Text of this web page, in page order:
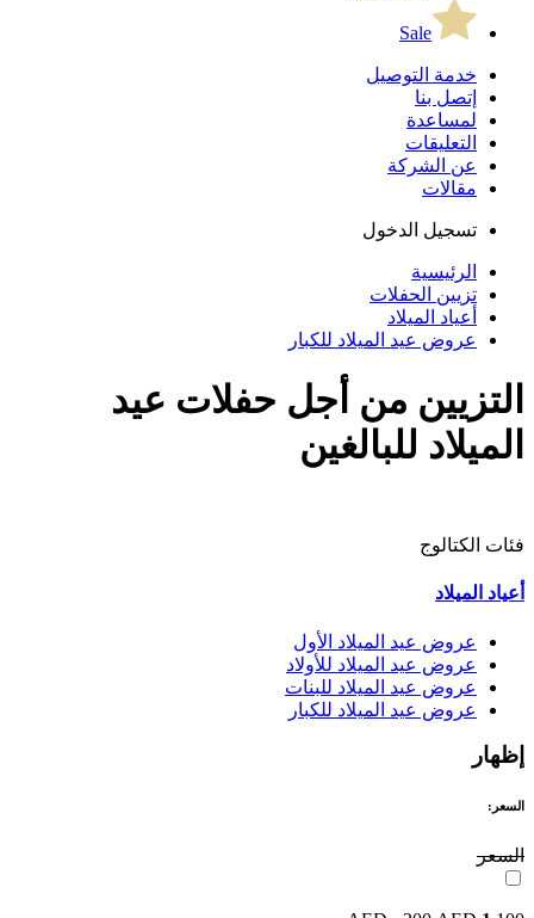
Sale
خدمة التوصيل
إتصل بنا
لمساعدة
التعليقات
عن الشركة
مقالات
تسجيل الدخول
الرئيسية
تزيين الحفلات
أعياد الميلاد
عروض عيد الميلاد للكبار
التزيين من أجل حفلات عيد
الميلاد للبالغين
فئات الكتالوج
أعياد الميلاد
عروض عيد الميلاد الأول
عروض عيد الميلاد للأولاد
عروض عيد الميلاد للبنات
عروض عيد الميلاد للكبار
إظهار
السعر:
السعر